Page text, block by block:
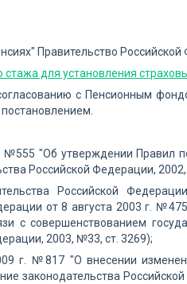
Правительство
для установления
с Пенсионным
№555 "Об утверждении Правил
Российской Федерации,
Российской
от 8 августа 2003 г.
с совершенствованием
2003, №33, ст. 3269);
г. №817 "О внесении
законодательства